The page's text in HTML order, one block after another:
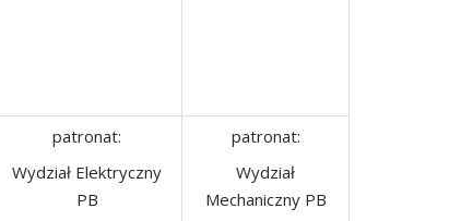
patronat:
Wydział Elektryczny
PB
patronat:
Wydział
Mechaniczny PB